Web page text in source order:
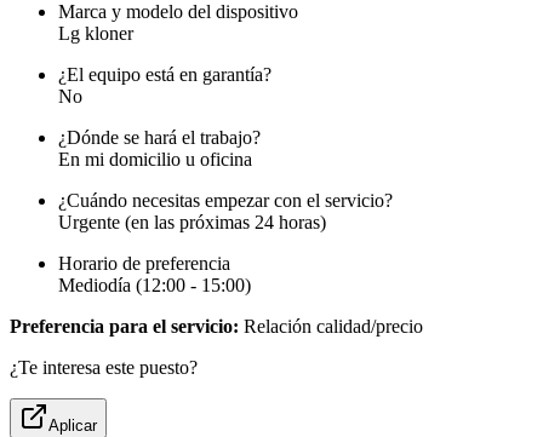
Marca y modelo del dispositivo
Lg kloner
¿El equipo está en garantía?
No
¿Dónde se hará el trabajo?
En mi domicilio u oficina
¿Cuándo necesitas empezar con el servicio?
Urgente (en las próximas 24 horas)
Horario de preferencia
Mediodía (12:00 - 15:00)
Preferencia para el servicio: Relación calidad/precio
¿Te interesa este puesto?
Aplicar